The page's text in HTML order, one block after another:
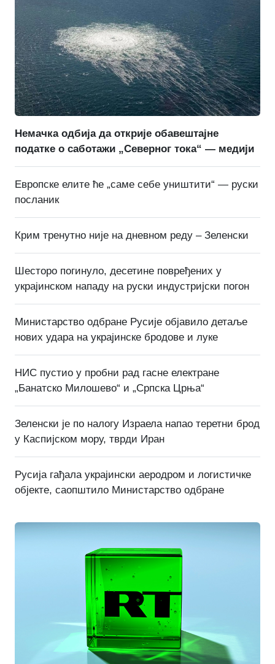
Немачка одбија да открије обавештајне
податке о саботажи „Северног тока“ — медији
Европске елите ће „саме себе уништити“ — руски
посланик
Крим тренутно није на дневном реду – Зеленски
Шесторо погинуло, десетине повређених у
украјинском нападу на руски индустријски погон
Министарство одбране Русије објавило детаље
нових удара на украјинске бродове и луке
НИС пустио у пробни рад гасне електране
„Банатско Милошево“ и „Српска Црња“
Зеленски је по налогу Израела напао теретни брод
у Каспијском мору, тврди Иран
Русија гађала украјински аеродром и логистичке
објекте, саопштило Министарство одбране